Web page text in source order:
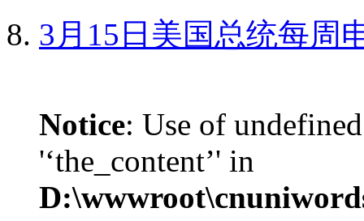
3月15日美国总统每周
Notice: Use of
'‘the_content’' in